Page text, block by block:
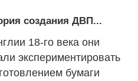
создания ДВП...
18-го века они
экспериментировать
бумаги